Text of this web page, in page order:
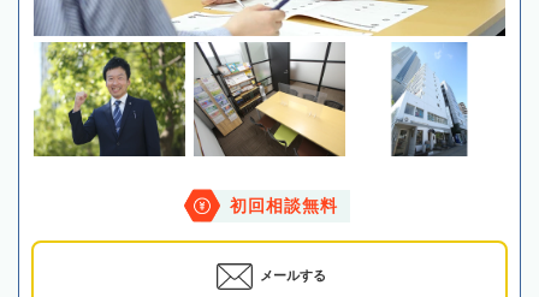
初回相談無料
メールする